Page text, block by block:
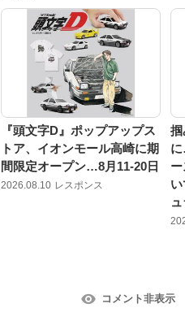
『頭文字D』ポップアップス
トア、イオンモール高崎に期
間限定オープン…8月11‐20日
2026.08.10 レスポンス
コメント非表示